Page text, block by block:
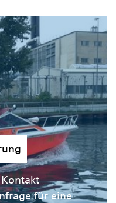
für eine